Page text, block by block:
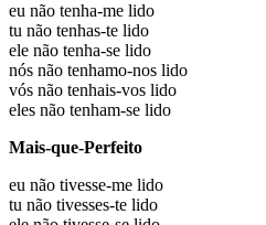
eu não tenha-me lido
tu não tenhas-te lido
ele não tenha-se lido
nós não tenhamo-nos lido
vós não tenhais-vos lido
eles não tenham-se lido
Mais-que-Perfeito
eu não tivesse-me lido
tu não tivesses-te lido